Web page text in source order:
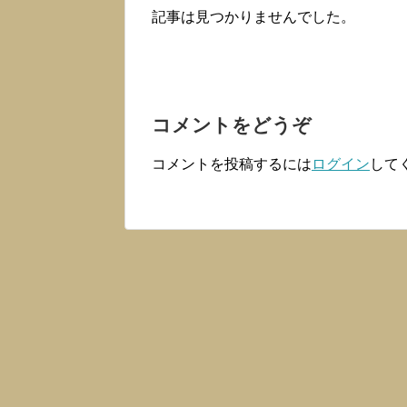
記事は見つかりませんでした。
コメントをどうぞ
コメントを投稿するには ログイン して